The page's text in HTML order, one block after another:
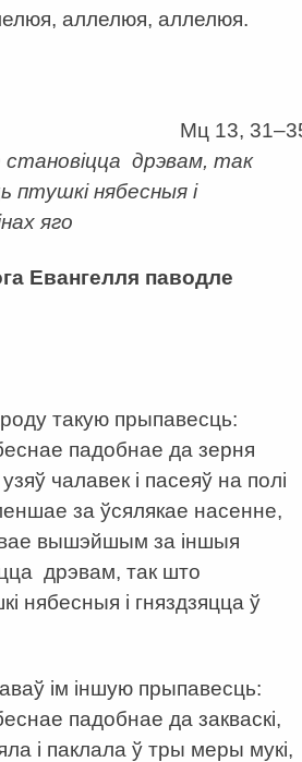
аллелюя, аллелюя.
Мц 13,
становіцца дрэвам, так
нябесныя і
яго
Евангелля паводле
такую прыпавесць:
падобнае да зерня
чалавек і пасеяў на полі
за ўсялякае насенне,
вышэйшым за іншыя
дрэвам, так што
нябесныя і гняздзяцца ў
ім іншую прыпавесць:
падобнае да закваскі,
і паклала ў тры меры мукі,